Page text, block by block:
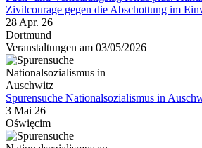
Zivilcourage gegen die Abschottung im
28 Apr. 26
Dortmund
Veranstaltungen am 03/05/2026
Spurensuche Nationalsozialismus in
3 Mai 26
Oświęcim